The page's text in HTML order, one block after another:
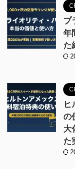
プ
年
た
ヒ
の
大
た